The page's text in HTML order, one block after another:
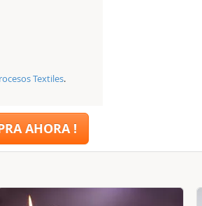
Textiles.
AHORA !